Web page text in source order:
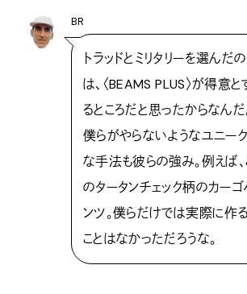
BR
トラッドとミリタリーを選んだの
は、〈BEAMS PLUS〉が得意と
るところだと思ったからなんだ
僕らがやらないようなユニーク
な手法も彼らの強み。例えば、
のタータンチェック柄のカーゴ
ンツ。僕らだけでは実際に作る
ことはなかっただろうな。